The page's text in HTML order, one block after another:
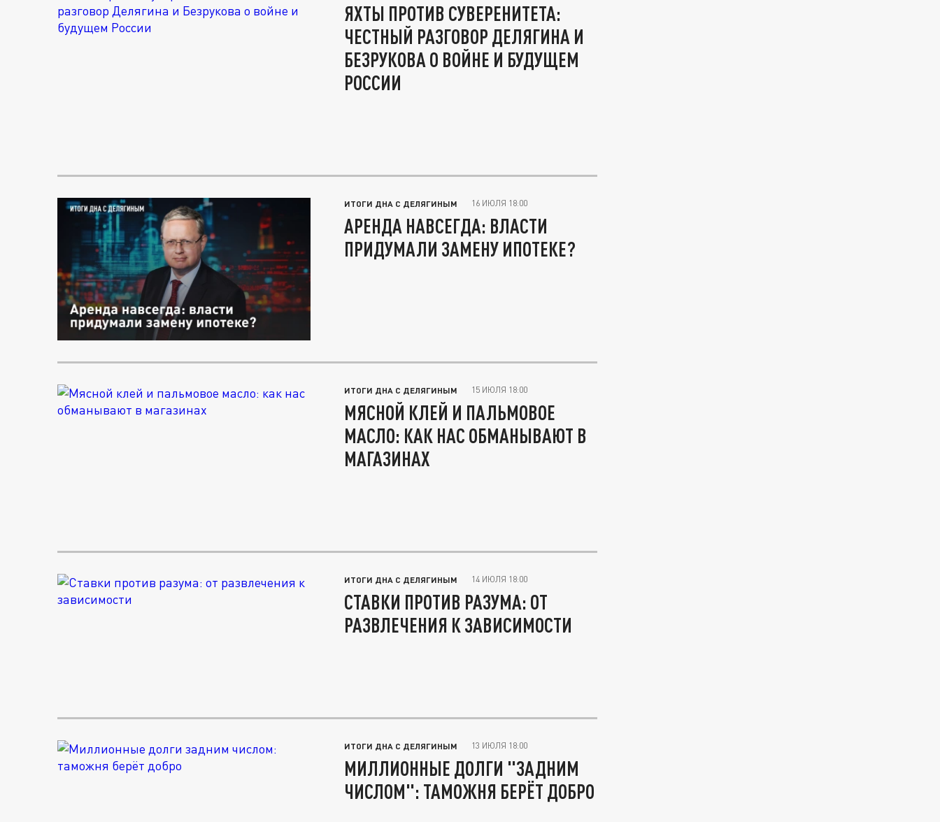
ЯХТЫ ПРОТИВ СУВЕРЕНИТЕТА:
ЧЕСТНЫЙ РАЗГОВОР ДЕЛЯГИНА И
БЕЗРУКОВА О ВОЙНЕ И БУДУЩЕМ
РОССИИ
ИТОГИ ДНА С ДЕЛЯГИНЫМ 16 ИЮЛЯ 18:00
АРЕНДА НАВСЕГДА: ВЛАСТИ
ПРИДУМАЛИ ЗАМЕНУ ИПОТЕКЕ?
ИТОГИ ДНА С ДЕЛЯГИНЫМ 15 ИЮЛЯ 18:00
МЯСНОЙ КЛЕЙ И ПАЛЬМОВОЕ
МАСЛО: КАК НАС ОБМАНЫВАЮТ В
МАГАЗИНАХ
ИТОГИ ДНА С ДЕЛЯГИНЫМ 14 ИЮЛЯ 18:00
СТАВКИ ПРОТИВ РАЗУМА: ОТ
РАЗВЛЕЧЕНИЯ К ЗАВИСИМОСТИ
ИТОГИ ДНА С ДЕЛЯГИНЫМ 13 ИЮЛЯ 18:00
МИЛЛИОННЫЕ ДОЛГИ "ЗАДНИМ
ЧИСЛОМ": ТАМОЖНЯ БЕРЁТ ДОБРО